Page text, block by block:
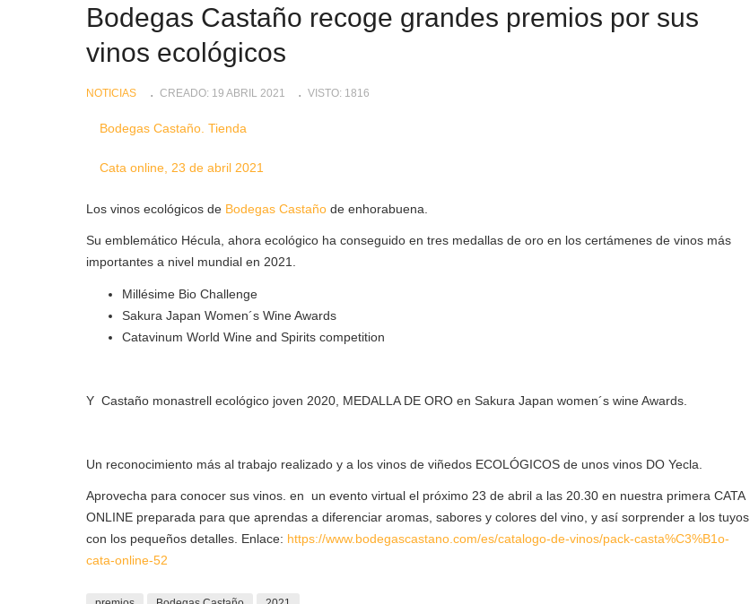
Bodegas Castaño recoge grandes premios por sus
vinos ecológicos
NOTICIAS CREADO: 19 ABRIL 2021 VISTO: 1816
Bodegas Castaño. Tienda
Cata online, 23 de abril 2021
Los vinos ecológicos de Bodegas Castaño de enhorabuena.
Su emblemático Hécula, ahora ecológico ha conseguido en tres medallas de oro en los certámenes de vinos más
importantes a nivel mundial en 2021.
Millésime Bio Challenge
Sakura Japan Women´s Wine Awards
Catavinum World Wine and Spirits competition
Y Castaño monastrell ecológico joven 2020, MEDALLA DE ORO en Sakura Japan women´s wine Awards.
Un reconocimiento más al trabajo realizado y a los vinos de viñedos ECOLÓGICOS de unos vinos DO Yecla.
Aprovecha para conocer sus vinos. en
un evento virtual el próximo 23 de abril a las 20.30 en nuestra primera CATA
ONLINE preparada para que aprendas a diferenciar aromas, sabores y colores del vino, y así sorprender a los tuyos
con los pequeños detalles. Enlace: https://www.bodegascastano.com/es/catalogo-de-vinos/pack-casta%C3%B1o-
cata-online-52